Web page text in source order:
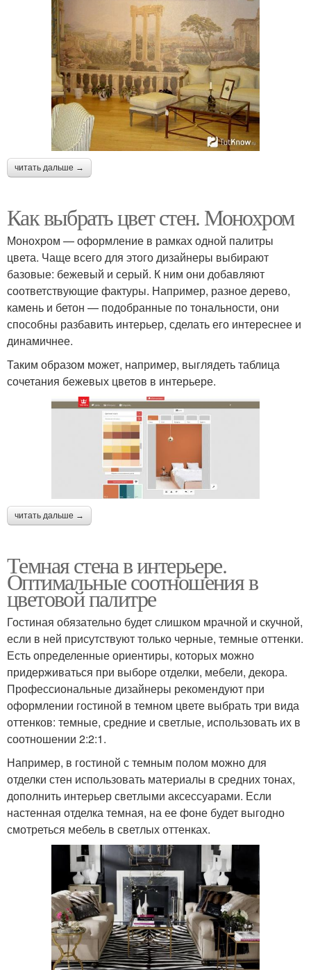
читать дальше →
Как выбрать цвет стен. Монохром
Монохром — оформление в рамках одной палитры
цвета. Чаще всего для этого дизайнеры выбирают
базовые: бежевый и серый. К ним они добавляют
соответствующие фактуры. Например, разное дерево,
камень и бетон — подобранные по тональности, они
способны разбавить интерьер, сделать его интереснее и
динамичнее.
Таким образом может, например, выглядеть таблица
сочетания бежевых цветов в интерьере.
читать дальше →
Темная стена в интерьере.
Оптимальные соотношения в
цветовой палитре
Гостиная обязательно будет слишком мрачной и скучной,
если в ней присутствуют только черные, темные оттенки.
Есть определенные ориентиры, которых можно
придерживаться при выборе отделки, мебели, декора.
Профессиональные дизайнеры рекомендуют при
оформлении гостиной в темном цвете выбрать три вида
оттенков: темные, средние и светлые, использовать их в
соотношении 2:2:1.
Например, в гостиной с темным полом можно для
отделки стен использовать материалы в средних тонах,
дополнить интерьер светлыми аксессуарами. Если
настенная отделка темная, на ее фоне будет выгодно
смотреться мебель в светлых оттенках.